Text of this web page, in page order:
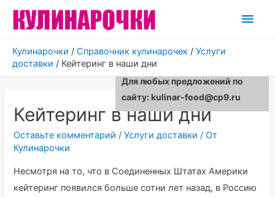
Кулинарочки / Справочник кулинарочек / Услуги
доставки / Кейтеринг в наши дни
Кейтеринг в наши дни
Оставьте комментарий /Услуги доставки / От
Кулинарочки
Несмотря на то, что в Соединенных Штатах Америки
кейтеринг появился больше сотни лет назад, в Россию
Для любых предложений по
сайту: kulinar-food@cp9.ru